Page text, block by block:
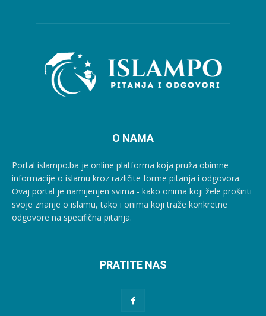
O NAMA
Portal islampo.ba je online platforma koja pruža obimne
informacije o islamu kroz različite forme pitanja i odgovora.
Ovaj portal je namijenjen svima - kako onima koji žele proširiti
svoje znanje o islamu, tako i onima koji traže konkretne
odgovore na specifična pitanja.
PRATITE NAS